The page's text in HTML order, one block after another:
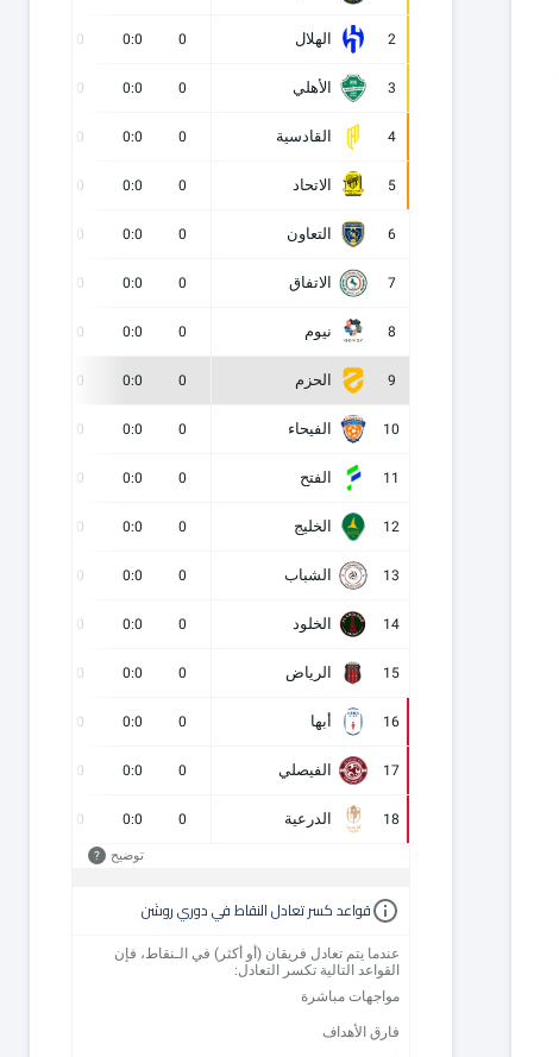
2 الهلال 0
0:0
0
3 الأهلي 0
0:0
0
4 القادسية 0
0:0
0
5 الاتحاد 0
0:0
0
6 التعاون 0
0:0
0
7 الاتفاق 0
0:0
0
8 نيوم 0
0:0
0
9 الحزم 0
0:0
0
10 الفيحاء 0
0:0
0
11 الفتح 0
0:0
0
12 الخليج 0
0:0
0
13 الشباب 0
0:0
0
14 الخلود 0
0:0
0
15 الرياض 0
0:0
0
16 أبها 0
0:0
0
17 الفيصلي 0
0:0
0
18 الدرعية 0
0:0
0
توضيح ?
قواعد كسر تعادل النقاط في دوري روشن
عندما يتم تعادل فريقان (أو أكثر) في الـنقاط، فإن
القواعد التالية تكسر التعادل:
مواجهات مباشرة
فارق الأهداف